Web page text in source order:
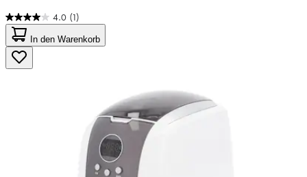
4.0 (1)
4.0
von
5
Sternen.
1
In den Warenkorb